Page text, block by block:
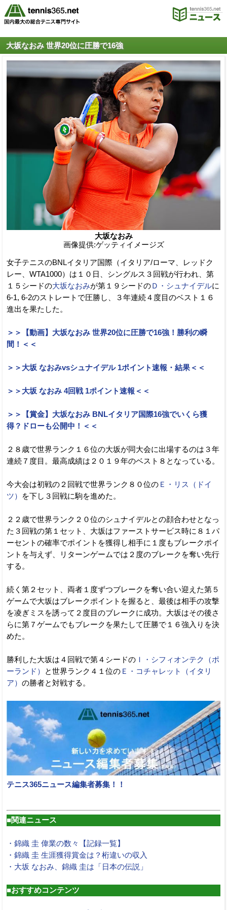
大坂なおみ 世界20位に圧勝で16強
大坂なおみ
画像提供:ゲッティイメージズ
女子テニスのBNLイタリア国際（イタリア/ローマ、レッドク
レー、WTA1000）は１０日、シングルス３回戦が行われ、第
１５シードの大坂なおみが第１９シードのＤ・シュナイデルに
6-1, 6-2のストレートで圧勝し、３年連続４度目のベスト１６
進出を果たした。
＞＞【動画】大坂なおみ 世界20位に圧勝で16強！勝利の瞬
間！＜＜
＞＞大坂 なおみvsシュナイデル 1ポイント速報・結果＜＜
＞＞大坂 なおみ 4回戦 1ポイント速報＜＜
＞＞【賞金】大坂なおみ BNLイタリア国際16強でいくら獲
得？ドローも公開中！＜＜
２８歳で世界ランク１６位の大坂が同大会に出場するのは３年
連続７度目。最高成績は２０１９年のベスト８となっている。
今大会は初戦の２回戦で世界ランク８０位の Ｅ・リス（ドイ
ツ）
を下し３回戦に駒を進めた。
２２歳で世界ランク２０位のシュナイデルとの顔合わせとなっ
た３回戦の第１セット、大坂はファーストサービス時に８１パ
ーセントの確率でポイントを獲得し相手に１度もブレークポイ
ントを与えず、リターンゲームでは２度のブレークを奪い先行
する。
続く第２セット、両者１度ずつブレークを奪い合い迎えた第５
ゲームで大坂はブレークポイントを握ると、最後は相手の攻撃
を凌ぎミスを誘って２度目のブレークに成功。大坂はその後さ
らに第７ゲームでもブレークを果たして圧勝で１６強入りを決
めた。
勝利した大坂は４回戦で第４シードの Ｉ・シフィオンテク（ポ
ーランド）
と世界ランク４１位の Ｅ・コチャレット（イタリ
ア） の勝者と対戦する。
テニス365ニュース編集者募集！！
■関連ニュース
・錦織 圭 偉業の数々【記録一覧】
・錦織 圭 生涯獲得賞金は？桁違いの収入
・大坂 なおみ、錦織 圭は「日本の伝説」
■おすすめコンテンツ